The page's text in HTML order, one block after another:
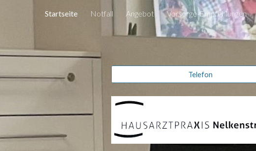
Skip to main content
Startseite Notfall Angebot Vorsorge-Empfehlungen
Telefon